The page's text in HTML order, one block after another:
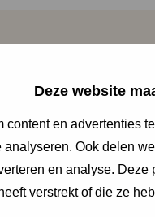
Deze website
content en advertenties
Ook delen
en analyse.
verstrekt of die ze
Waar